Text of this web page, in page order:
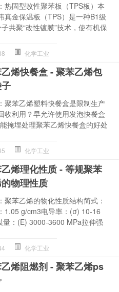
热固型改性聚苯板（TPS板）本
真金保温板（TPS）是一种B1级
共聚“改性镀膜”技术，使有机保
化学工业
烯快餐盒 - 聚苯乙烯包
聚苯乙烯塑料快餐盒是限制生产
收利用？早允许使用发泡快餐盒
掩埋处理聚苯乙烯快餐盒的好处
化学工业
烯理化性质 - 等规聚苯
物理性质
聚苯乙烯的物化性质结构简式：
1.05 g/cm3电导率：(σ) 10-16
：(E) 3000-3600 MPa拉伸强
化学工业
烯阻燃剂 - 聚苯乙烯ps